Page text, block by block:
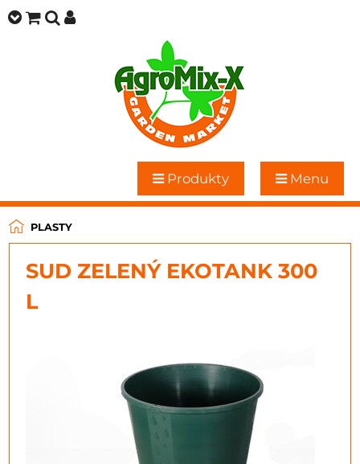
Produkty Menu
PLASTY
SUD ZELENÝ EKOTANK 300
L